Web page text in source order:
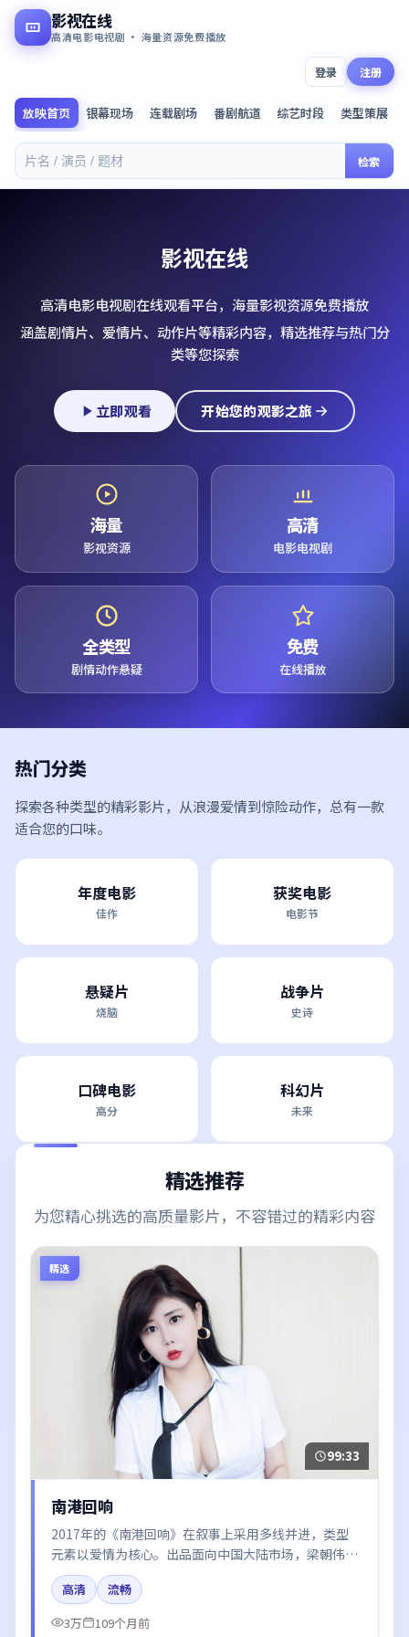
影视在线
高清电影电视剧 · 海量资源免费播放
放映首页 银幕现场 连载剧场 番剧航道 综艺时段 类型策展
检索
登录 注册
影视在线
高清电影电视剧在线观看平台，海量影视资源免费播放
涵盖剧情片、爱情片、动作片等精彩内容，精选推荐与热门分
类等您探索
立即观看 开始您的观影之旅
海量
影视资源
高清
电影电视剧
全类型
剧情动作悬疑
免费
在线播放
热门分类
探索各种类型的精彩影片，从浪漫爱情到惊险动作，总有一款
适合您的口味。
年度电影
佳作
获奖电影
电影节
悬疑片
烧脑
战争片
史诗
口碑电影
高分
科幻片
未来
精选推荐
为您精心挑选的高质量影片，不容错过的精彩内容
精选
99:33
南港回响
2017年的《南港回响》在叙事上采用多线并进，类型
元素以爱情为核心。出品面向中国大陆市场，梁朝伟、
易烊千玺、白宇所饰角色推动关键反转，结尾留白引发
讨论。
高清
流畅
3万
109个月前